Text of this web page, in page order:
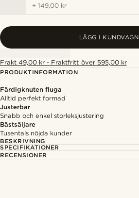
+149,00 kr
LÄGG I KUNDVAGN
Frakt 49,00 kr - Fraktfritt över 595,00 kr
PRODUKTINFORMATION
Färdigknuten fluga
Alltid perfekt formad
Justerbar
Snabb och enkel storleksjustering
Bästsäljare
Tusentals nöjda kunder
BESKRIVNING
SPECIFIKATIONER
RECENSIONER